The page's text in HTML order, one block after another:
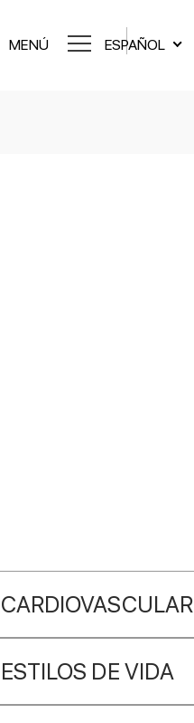
MENÚ ESPAÑOL
CARDIOVASCULAR
ESTILOS DE VIDA